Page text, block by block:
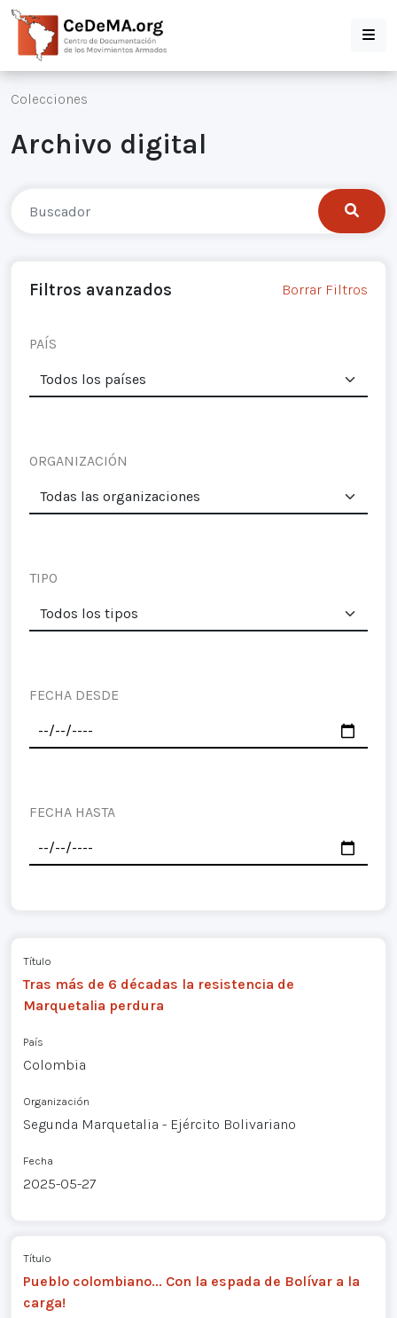
Colecciones
Archivo digital
Filtros avanzados Borrar Filtros
PAÍS
ORGANIZACIÓN
TIPO
FECHA DESDE
FECHA HASTA
Título
Tras más de 6 décadas la resistencia de
Marquetalia perdura
País
Colombia
Organización
Segunda Marquetalia - Ejército Bolivariano
Fecha
2025-05-27
Título
Pueblo colombiano... Con la espada de Bolívar a la
carga!